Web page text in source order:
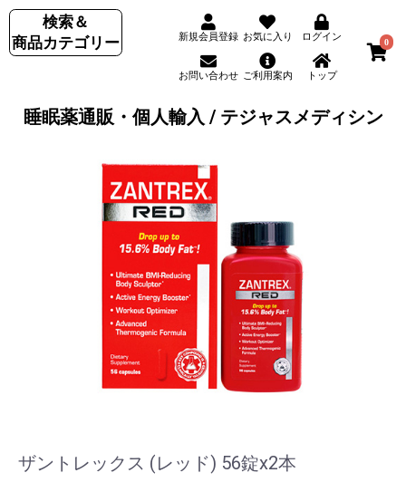
検索＆
商品カテゴリー
新規会員登録 お気に入り ログイン
お問い合わせ ご利用案内 トップ
0
睡眠薬通販・個人輸入 / テジャスメディシン
ザントレックス (レッド) 56錠x2本